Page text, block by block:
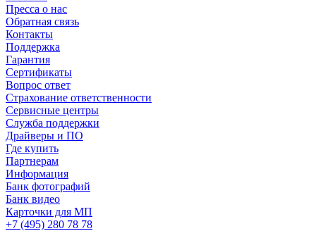
Пресса о нас
Обратная связь
Контакты
Поддержка
Гарантия
Сертификаты
Вопрос ответ
Страхование ответственности
Сервисные центры
Служба поддержки
Драйверы и ПО
Где купить
Партнерам
Информация
Банк фотографий
Банк видео
Карточки для МП
+7 (495) 280 78 78